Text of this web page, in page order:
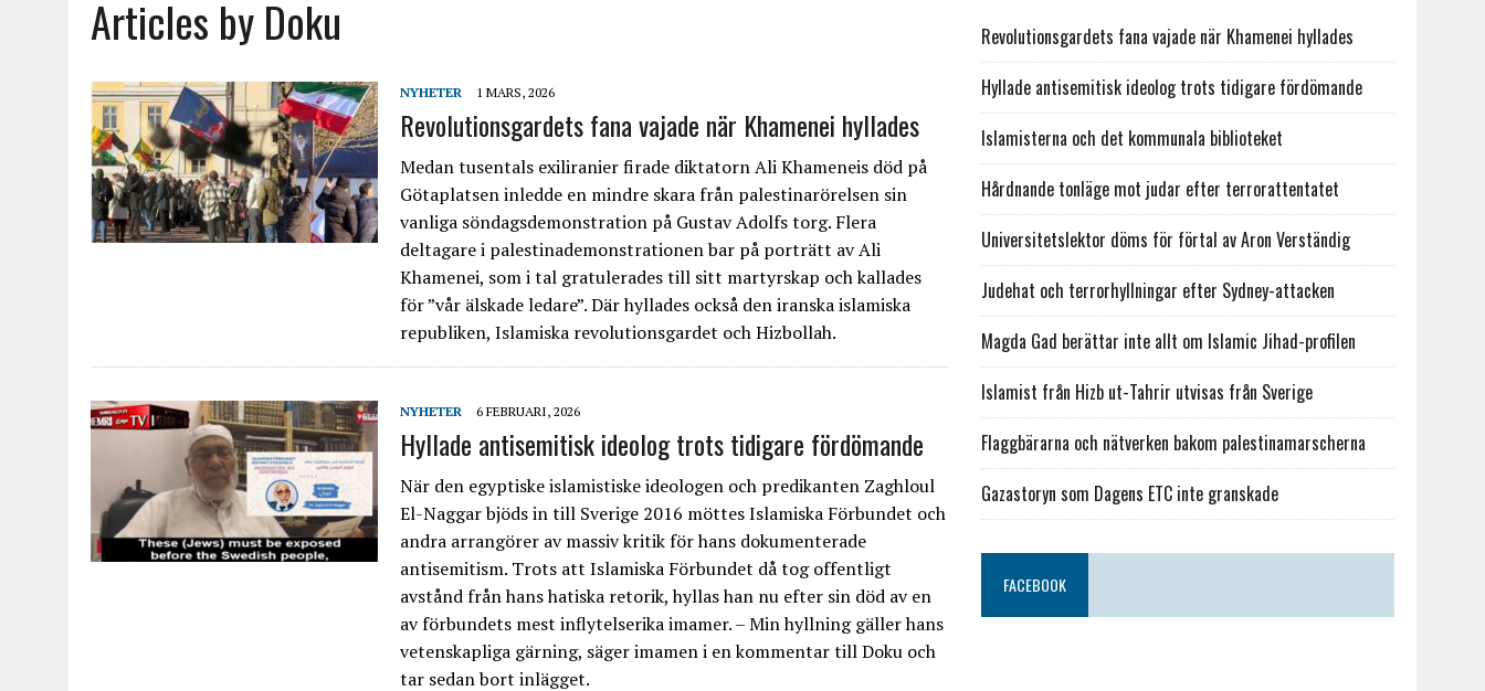
Articles by Doku
NYHETER 1 MARS, 2026
Revolutionsgardets fana vajade när Khamenei hyllades
Medan tusentals exiliranier firade diktatorn Ali Khameneis död på
Götaplatsen inledde en mindre skara från palestinarörelsen sin
vanliga söndagsdemonstration på Gustav Adolfs torg. Flera
deltagare i palestinademonstrationen bar på porträtt av Ali
Khamenei, som i tal gratulerades till sitt martyrskap och kallades
för ”vår älskade ledare”. Där hyllades också den iranska islamiska
republiken, Islamiska revolutionsgardet och Hizbollah.
NYHETER 6 FEBRUARI, 2026
Hyllade antisemitisk ideolog trots tidigare fördömande
När den egyptiske islamistiske ideologen och predikanten Zaghloul
El-Naggar bjöds in till Sverige 2016 möttes Islamiska Förbundet och
andra arrangörer av massiv kritik för hans dokumenterade
antisemitism. Trots att Islamiska Förbundet då tog offentligt
avstånd från hans hatiska retorik, hyllas han nu efter sin död av en
av förbundets mest inflytelserika imamer. – Min hyllning gäller hans
vetenskapliga gärning, säger imamen i en kommentar till Doku och
tar sedan bort inlägget.
Revolutionsgardets fana vajade när Khamenei hyllades
Hyllade antisemitisk ideolog trots tidigare fördömande
Islamisterna och det kommunala biblioteket
Hårdnande tonläge mot judar efter terrorattentatet
Universitetslektor döms för förtal av Aron Verständig
Judehat och terrorhyllningar efter Sydney-attacken
Magda Gad berättar inte allt om Islamic Jihad-profilen
Islamist från Hizb ut-Tahrir utvisas från Sverige
Flaggbärarna och nätverken bakom palestinamarscherna
Gazastoryn som Dagens ETC inte granskade
FACEBOOK